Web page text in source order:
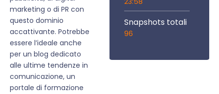
marketing o di PR con
questo dominio
accattivante. Potrebbe
essere l’ideale anche
per un blog dedicato
alle ultime tendenze in
comunicazione, un
portale di formazione
Snapshots totali
96